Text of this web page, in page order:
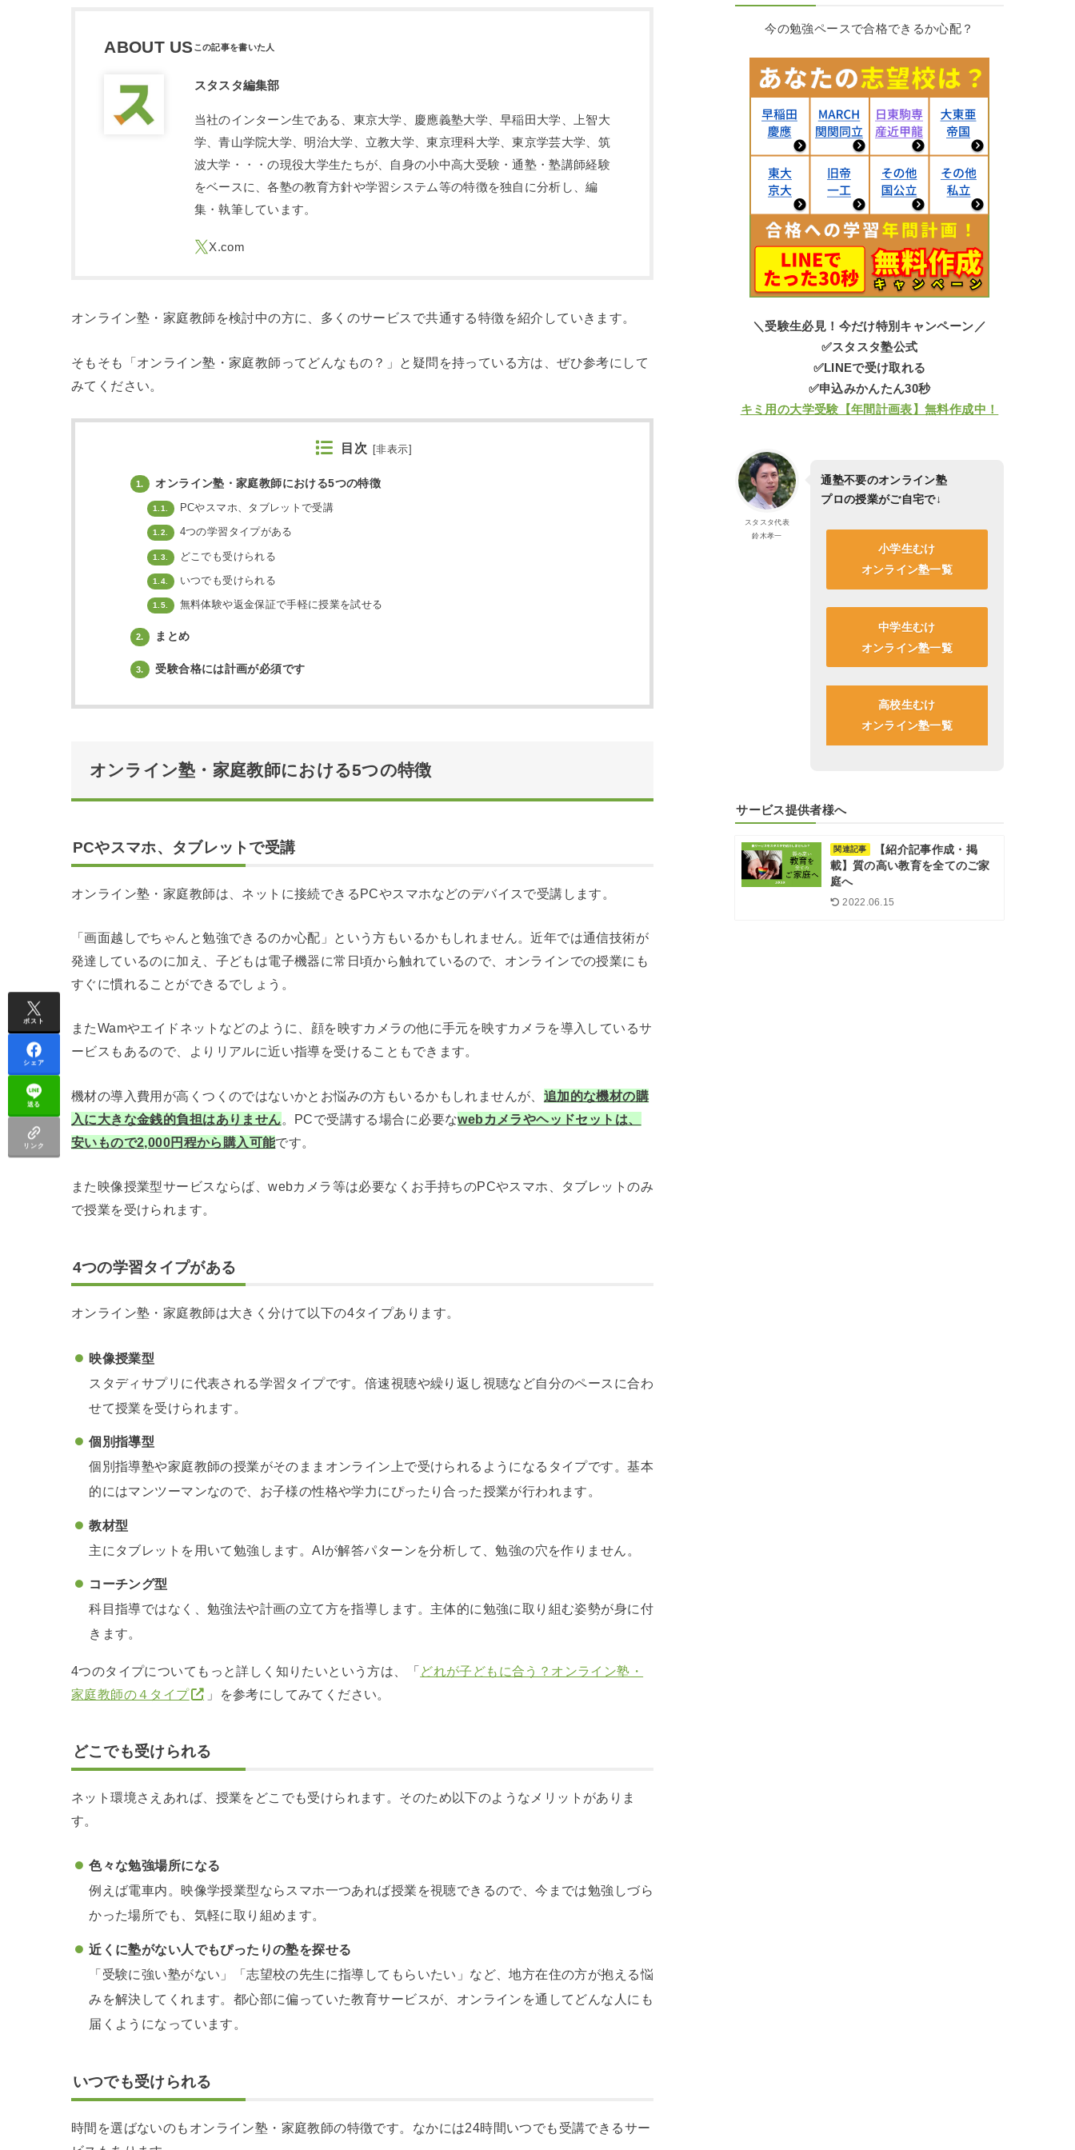
ABOUT US
スタスタ編集部
当社のインターン生である、東京大学、慶應義塾大学、早稲田大学、上智大
学、青山学院大学、明治大学、立教大学、東京理科大学、東京学芸大学、筑
波大学・・・の現役大学生たちが、自身の小中高大受験・通塾・塾講師経験
をベースに、各塾の教育方針や学習システム等の特徴を独自に分析し、編
集・執筆しています。
オンライン塾・家庭教師を検討中の方に、多くのサービスで共通する特徴を紹介していきます。
そもそも「オンライン塾・家庭教師ってどんなもの？」と疑問を持っている方は、ぜひ参考にして
みてください。
目次 [非表示
1. オンライン塾・家庭教師における5つの特徴
1.1. PCやスマホ、タブレットで受講
1.2. 4つの学習タイプがある
1.3. どこでも受けられる
1.4. いつでも受けられる
1.5. 無料体験や返金保証で手軽に授業を試せる
2. まとめ
3. 受験合格には計画が必須です
オンライン塾・家庭教師における5つの特徴
PCやスマホ、タブレットで受講
オンライン塾・家庭教師は、ネットに接続できるPCやスマホなどのデバイスで受講します。
「画面越しでちゃんと勉強できるのか心配」という方もいるかもしれません。近年では通信技術が
発達しているのに加え、子どもは電子機器に常日頃から触れているので、オンラインでの授業にも
すぐに慣れることができるでしょう。
またWamやエイドネットなどのように、顔を映すカメラの他に手元を映すカメラを導入しているサ
ービスもあるので、よりリアルに近い指導を受けることもできます。
機材の導入費用が高くつくのではないかとお悩みの方もいるかもしれませんが、 追加的な機材の購
入に大きな金銭的負担はありません。PCで受講する場合に必要なwebカメラやヘッドセットは、
安いもので2,000円程から購入可能です。
また映像授業型サービスならば、webカメラ等は必要なくお手持ちのPCやスマホ、タブレットのみ
で授業を受けられます。
4つの学習タイプがある
オンライン塾・家庭教師は大きく分けて以下の4タイプあります。
映像授業型
スタディサプリに代表される学習タイプです。倍速視聴や繰り返し視聴など自分のペースに合わ
せて授業を受けられます。
個別指導型
個別指導塾や家庭教師の授業がそのままオンライン上で受けられるようになるタイプです。基本
的にはマンツーマンなので、お子様の性格や学力にぴったり合った授業が行われます。
教材型
主にタブレットを用いて勉強します。AIが解答パターンを分析して、勉強の穴を作りません。
コーチング型
科目指導ではなく、勉強法や計画の立て方を指導します。主体的に勉強に取り組む姿勢が身に付
きます。
4つのタイプについてもっと詳しく知りたいという方は、「どれが子どもに合う？オンライン塾・
家庭教師の４タイプ
」を参考にしてみてください。
どこでも受けられる
ネット環境さえあれば、授業をどこでも受けられます。そのため以下のようなメリットがありま
す。
色々な勉強場所になる
例えば電車内。映像学授業型ならスマホ一つあれば授業を視聴できるので、今までは勉強しづら
かった場所でも、気軽に取り組めます。
近くに塾がない人でもぴったりの塾を探せる
「受験に強い塾がない」「志望校の先生に指導してもらいたい」など、地方在住の方が抱える悩
みを解決してくれます。都心部に偏っていた教育サービスが、オンラインを通してどんな人にも
届くようになっています。
いつでも受けられる
時間を選ばないのもオンライン塾・家庭教師の特徴です。なかには24時間いつでも受講できるサー
ポスト
シェア
送る
リンク
今の勉強ペースで合格できるか心配？
＼受験生必見！今だけ特別キャンペーン／
✅スタスタ塾公式
✅LINEで受け取れる
✅申込みかんたん30秒
キミ用の大学受験【年間計画表】無料作成中！
スタスタ代表
鈴木孝一
通塾不要のオンライン塾
プロの授業がご自宅で↓
小学生むけ
オンライン塾一覧
中学生むけ
オンライン塾一覧
高校生むけ
オンライン塾一覧
サービス提供者様へ
関連記事
【紹介記事作成・掲
載】質の高い教育を全てのご家
庭へ
2022.06.15